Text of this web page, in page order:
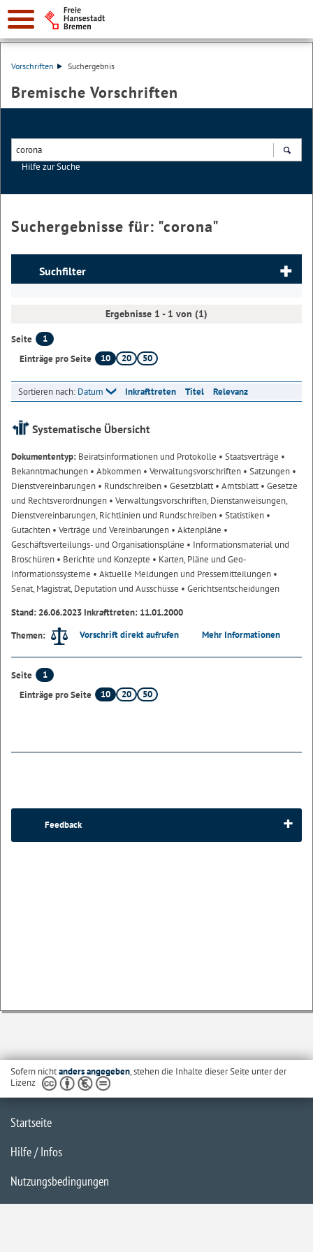
Vorschriften Suchergebnis
Bremische Vorschriften
Hilfe zur Suche
Suchergebnisse für: "corona"
Suchfilter
Ergebnisse 1 - 1 von (1)
Seite
1
Einträge pro Seite
10 20 50
Sortieren nach: Datum Inkrafttreten Titel Relevanz
Systematische Übersicht
Dokumententyp: Beiratsinformationen und Protokolle • Staatsverträge •
Bekanntmachungen • Abkommen • Verwaltungsvorschriften • Satzungen •
Dienstvereinbarungen • Rundschreiben • Gesetzblatt• Amtsblatt• Gesetze
und Rechtsverordnungen • Verwaltungsvorschriften, Dienstanweisungen,
Dienstvereinbarungen, Richtlinien und Rundschreiben • Statistiken •
Gutachten • Verträge und Vereinbarungen • Aktenpläne •
Geschäftsverteilungs- und Organisationspläne • Informationsmaterial und
Broschüren • Berichte und Konzepte • Karten, Pläne und Geo-
Informationssysteme • Aktuelle Meldungen und Pressemitteilungen •
Senat, Magistrat, Deputation und Ausschüsse • Gerichtsentscheidungen
Stand: 26.06.2023 Inkrafttreten: 11.01.2000
Themen:
Vorschrift direkt aufrufen Mehr Informationen
Seite
1
Einträge pro Seite
10 20 50
Feedback
Sofern nichtanders angegeben, stehen die Inhalte dieser Seite unter der
Lizenz
Startseite
Hilfe / Infos
Nutzungsbedingungen